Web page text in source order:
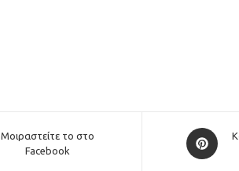
Μοιραστείτε το στο
Facebook
Opens
in